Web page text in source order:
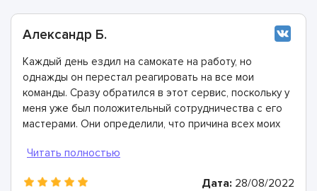
Александр Б.
Каждый день ездил на самокате на работу, но
однажды он перестал реагировать на все мои
команды. Сразу обратился в этот сервис, поскольку у
меня уже был положительный сотрудничества с его
мастерами. Они определили, что причина всех моих
разобрали, почистили, проверили состояние всех
Дата: 28/08/2022